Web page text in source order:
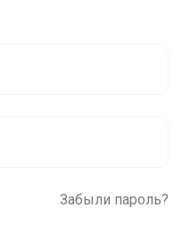
Забыли пароль?